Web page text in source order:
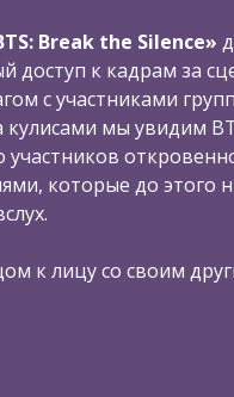
Break the Silence»
доступ к кадрам за
с участниками
кулисами мы увидим
которые до этого
к лицу со своим